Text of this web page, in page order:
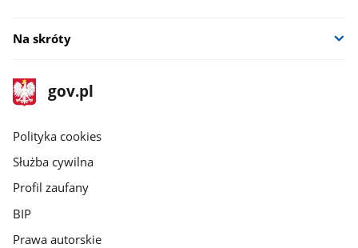
Na skróty
stopka
gov.pl
Strona
gov.pl
gov.pl
Polityka cookies
Służba cywilna
Profil zaufany
BIP
Prawa autorskie